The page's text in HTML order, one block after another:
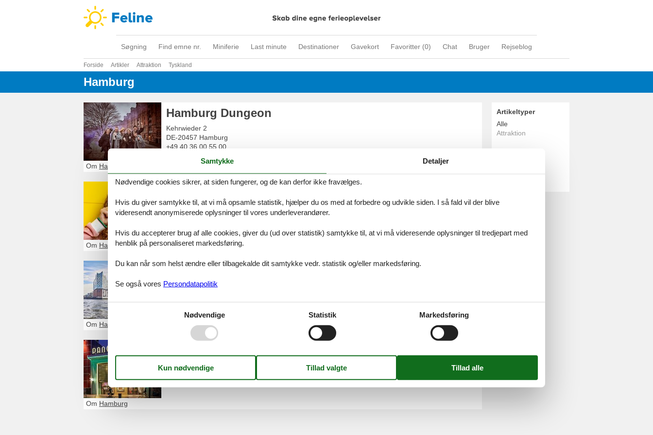
Søgning Find emne nr. Miniferie Last minute Destinationer Gavekort Favoritter (0) Chat Bruger Rejseblog
Forside Artikler Attraktion Tyskland
Hamburg
Hamburg Dungeon
Kehrwieder 2
DE-20457 Hamburg
+49 40 36 00 55 00
Om Hamburg
Baltimore Str. 1 (Westfield Hamburg-Überseequartier)
DE-20457 Hamburg
Om Hamburg
Rainer Abicht Elbreederei
Bei den St. Pauli Landungsbrücken – Brücke 1
+49403178220
Om Hamburg
Spielbudenplatz 3
Hamborg
Om Hamburg
Artikeltyper
Alle
Attraktion
Tyskland
Samtykke Detaljer
Nødvendige cookies sikrer, at siden fungerer, og de kan derfor ikke fravælges.
Hvis du giver samtykke til, at vi må opsamle statistik, hjælper du os med at forbedre og udvikle siden. I så fald vil der blive
videresendt anonymiserede oplysninger til vores underleverandører.
Hvis du accepterer brug af alle cookies, giver du (ud over statistik) samtykke til, at vi må videresende oplysninger til tredjepart med
henblik på personaliseret markedsføring.
Du kan når som helst ændre eller tilbagekalde dit samtykke vedr. statistik og/eller markedsføring.
Se også vores Persondatapolitik
Nødvendige Statistik Markedsføring